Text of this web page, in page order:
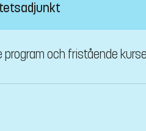
och fristående